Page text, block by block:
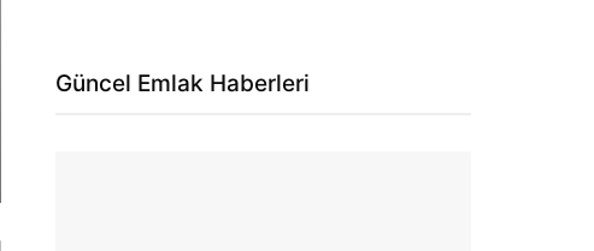
Güncel Emlak Haberleri